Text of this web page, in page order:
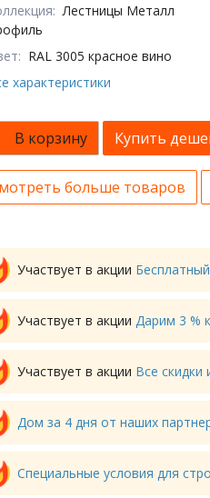
Лестницы Металл
RAL 3005 красное вино
характеристики
В корзину Купить
больше товаров
Участвует в акции
Участвует в акции Дарим 3 %
Участвует в акции Все
Дом за 4 дня от наших
Специальные условия для